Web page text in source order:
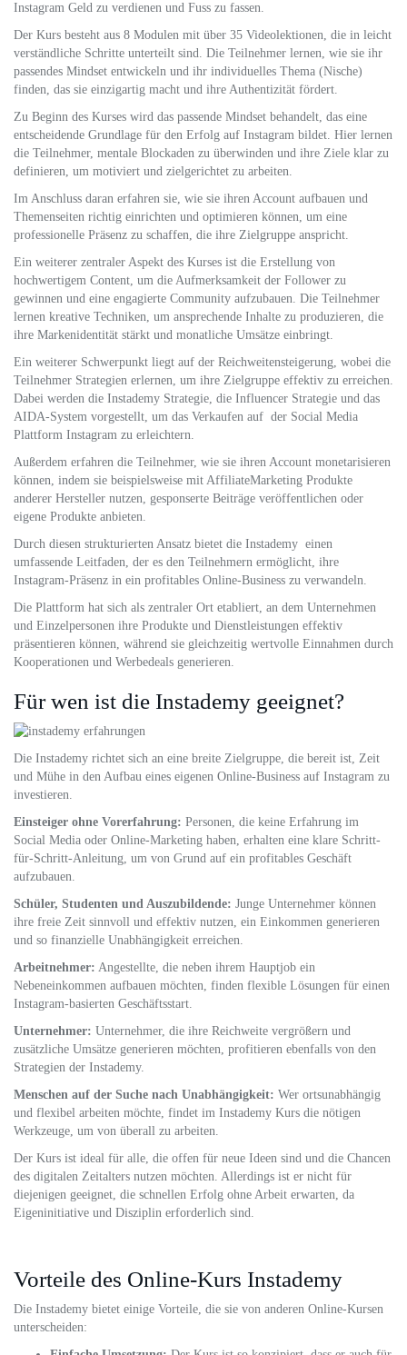
Instagram Geld zu verdienen und Fuss zu fassen.
Der Kurs besteht aus 8 Modulen mit über 35 Videolektionen, die in leicht
verständliche Schritte unterteilt sind. Die Teilnehmer lernen, wie sie ihr
passendes Mindset entwickeln und ihr individuelles Thema (Nische)
finden, das sie einzigartig macht und ihre Authentizität fördert.
Zu Beginn des Kurses wird das passende Mindset behandelt, das eine
entscheidende Grundlage für den Erfolg auf Instagram bildet. Hier lernen
die Teilnehmer, mentale Blockaden zu überwinden und ihre Ziele klar zu
definieren, um motiviert und zielgerichtet zu arbeiten.
Im Anschluss daran erfahren sie, wie sie ihren Account aufbauen und
Themenseiten richtig einrichten und optimieren können, um eine
professionelle Präsenz zu schaffen, die ihre Zielgruppe anspricht.
Ein weiterer zentraler Aspekt des Kurses ist die Erstellung von
hochwertigem Content, um die Aufmerksamkeit der Follower zu
gewinnen und eine engagierte Community aufzubauen. Die Teilnehmer
lernen kreative Techniken, um ansprechende Inhalte zu produzieren, die
ihre Markenidentität stärkt und monatliche Umsätze einbringt.
Ein weiterer Schwerpunkt liegt auf der Reichweitensteigerung, wobei die
Teilnehmer Strategien erlernen, um ihre Zielgruppe effektiv zu erreichen.
Dabei werden die Instademy Strategie, die Influencer Strategie und das
AIDA-System vorgestellt, um das Verkaufen auf der Social Media
Plattform Instagram zu erleichtern.
Außerdem erfahren die Teilnehmer, wie sie ihren Account monetarisieren
können, indem sie beispielsweise mit AffiliateMarketing Produkte
anderer Hersteller nutzen, gesponserte Beiträge veröffentlichen oder
eigene Produkte anbieten.
Durch diesen strukturierten Ansatz bietet die Instademy einen
umfassende Leitfaden, der es den Teilnehmern ermöglicht, ihre
Instagram-Präsenz in ein profitables Online-Business zu verwandeln.
Die Plattform hat sich als zentraler Ort etabliert, an dem Unternehmen
und Einzelpersonen ihre Produkte und Dienstleistungen effektiv
präsentieren können, während sie gleichzeitig wertvolle Einnahmen durch
Kooperationen und Werbedeals generieren.
Für wen ist die Instademy geeignet?
Die Instademy richtet sich an eine breite Zielgruppe, die bereit ist, Zeit
und Mühe in den Aufbau eines eigenen Online-Business auf Instagram zu
investieren.
Einsteiger ohne Vorerfahrung: Personen, die keine Erfahrung im
Social Media oder Online-Marketing haben, erhalten eine klare Schritt-
für-Schritt-Anleitung, um von Grund auf ein profitables Geschäft
aufzubauen.
Schüler, Studenten und Auszubildende: Junge Unternehmer können
ihre freie Zeit sinnvoll und effektiv nutzen, ein Einkommen generieren
und so finanzielle Unabhängigkeit erreichen.
Arbeitnehmer: Angestellte, die neben ihrem Hauptjob ein
Nebeneinkommen aufbauen möchten, finden flexible Lösungen für einen
Instagram-basierten Geschäftsstart.
Unternehmer: Unternehmer, die ihre Reichweite vergrößern und
zusätzliche Umsätze generieren möchten, profitieren ebenfalls von den
Strategien der Instademy.
Menschen auf der Suche nach Unabhängigkeit: Wer ortsunabhängig
und flexibel arbeiten möchte, findet im Instademy Kurs die nötigen
Werkzeuge, um von überall zu arbeiten.
Der Kurs ist ideal für alle, die offen für neue Ideen sind und die Chancen
des digitalen Zeitalters nutzen möchten. Allerdings ist er nicht für
diejenigen geeignet, die schnellen Erfolg ohne Arbeit erwarten, da
Eigeninitiative und Disziplin erforderlich sind.
Vorteile des Online-Kurs Instademy
Die Instademy bietet einige Vorteile, die sie von anderen Online-Kursen
unterscheiden: